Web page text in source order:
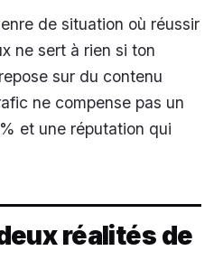
de situation où réussir
ne sert à rien si ton
sur du contenu
ne compense pas un
et une réputation qui
réalités de